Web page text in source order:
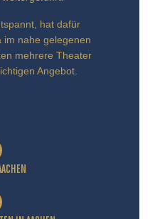
hat dafür
im nahe gelegenen
mehrere Theater
Angebot.